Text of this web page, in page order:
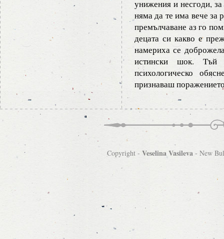
унижения и несгоди,
няма да те има вече за
премълчаване аз го
децата си какво е
намериха се
истински шок.
психологическо
признаваш
Copyright - Veselina Vasileva- New